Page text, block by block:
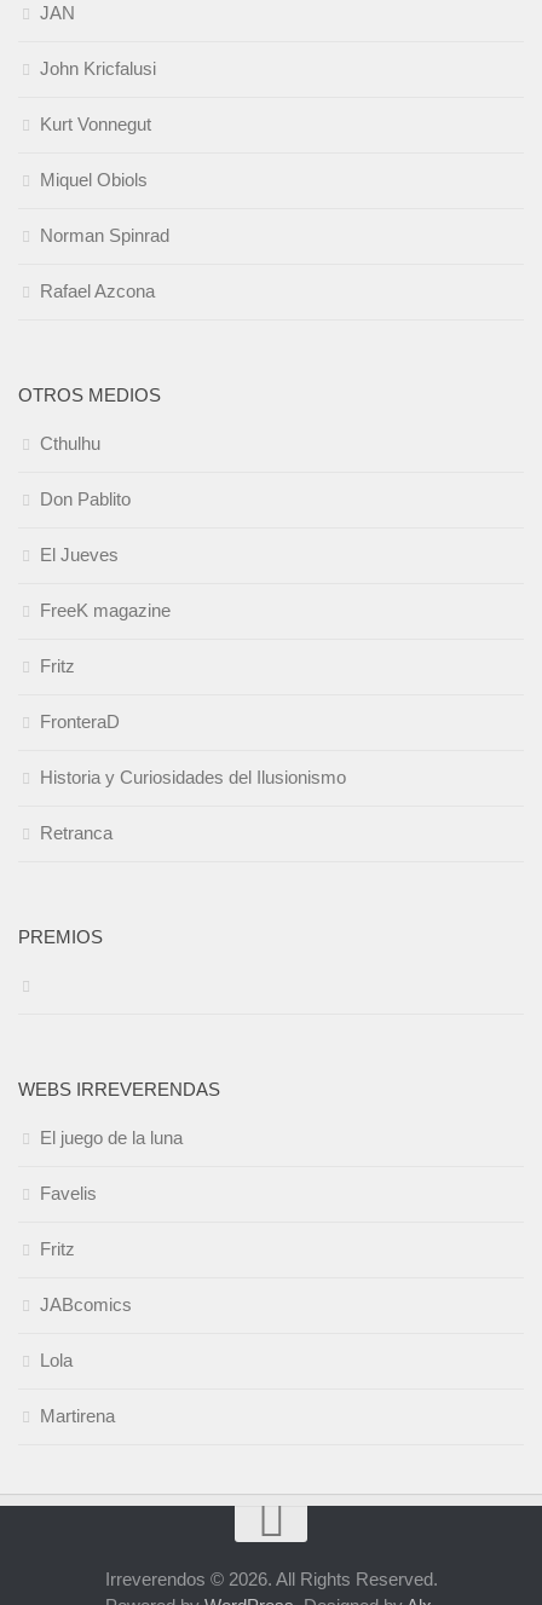
JAN
John Kricfalusi
Kurt Vonnegut
Miquel Obiols
Norman Spinrad
Rafael Azcona
OTROS MEDIOS
Cthulhu
Don Pablito
El Jueves
FreeK magazine
Fritz
FronteraD
Historia y Curiosidades del Ilusionismo
Retranca
PREMIOS
WEBS IRREVERENDAS
El juego de la luna
Favelis
Fritz
JABcomics
Lola
Martirena
Irreverendos © 2026. All Rights Reserved.